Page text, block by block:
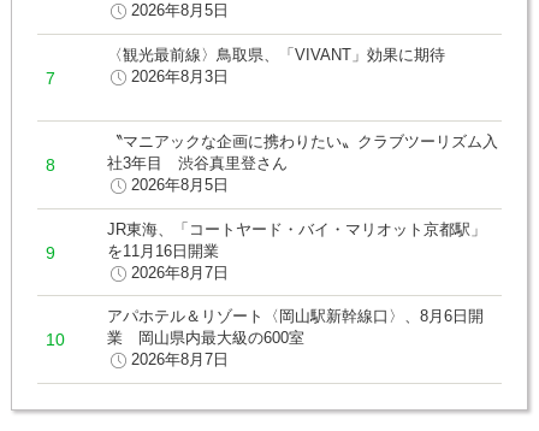
2026年8月5日
〈観光最前線〉鳥取県、「VIVANT」効果に期待
2026年8月3日
〝マニアックな企画に携わりたい〟クラブツーリズム入
社3年目 渋谷真里登さん
2026年8月5日
JR東海、「コートヤード・バイ・マリオット京都駅」
を11月16日開業
2026年8月7日
アパホテル＆リゾート〈岡山駅新幹線口〉、8月6日開
業 岡山県内最大級の600室
2026年8月7日